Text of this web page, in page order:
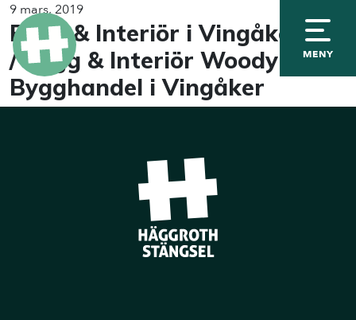
MENY
9 mars, 2019
Bygg & Interiör i Vingåker AB
/ Bygg & Interiör Woody
Bygghandel i Vingåker